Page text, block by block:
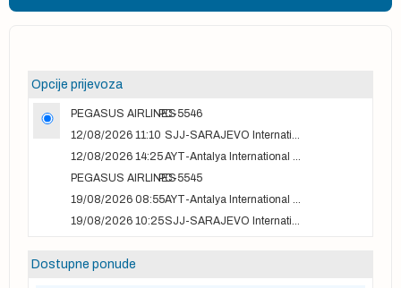
Opcije prijevoza
PEGASUS AIRLINESPC-5546
12/08/2026 11:10
SJJ-SARAJEVO International Airport
12/08/2026 14:25
AYT-Antalya International airport
PEGASUS AIRLINESPC-5545
19/08/2026 08:55
AYT-Antalya International airport
19/08/2026 10:25
SJJ-SARAJEVO International Airport
Dostupne ponude